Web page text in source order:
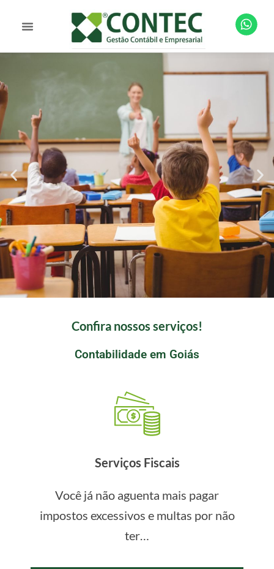
Contabilidade para escolas!
Garanta organização à sua gestão, contando com o
FALE COM O ESPECIALISTA
Confira nossos serviços!
Contabilidade em Goiás
Serviços Fiscais
Você já não aguenta mais pagar
impostos excessivos e multas por não
ter…